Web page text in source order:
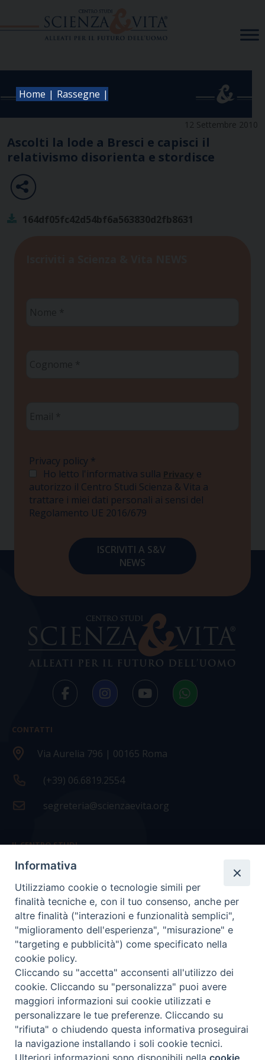
Home | Rassegne |
12 Settembre 2010
Ascolti la lode a Bresci e capisci il
relativismo disorienta e stordisce
164df05fc42d54bf6a563830d2fb8631
Privacy policy *
Ho letto l'informativa sulla Privacy e
autorizzo il Centro Studi Scienza & Vita a
trattare i miei dati personali ai sensi del
Regolamento UE 2016/679
CONTATTI
Via Aurelia 796 | 00165 Roma
(+39) 06.6819.2554
segreteria@scienzaevita.org
IL CENTRO STUDI
La nostra storia
Statuto
Presidenza e ufficio presidenza
Consiglio scientifico
Coordinamento nazionale
COPYRIGHT Scienza & Vita - C.F96600690588- Tutti i
diritti -Privacy- Credits
Informativa
Utilizziamo cookie o tecnologie simili per
finalità tecniche e, con il tuo consenso, anche per
altre finalità ("interazioni e funzionalità semplici",
"miglioramento dell'esperienza", "misurazione" e
"targeting e pubblicità") come specificato nella
cookie policy.
Cliccando su "accetta" acconsenti all'utilizzo dei
cookie. Cliccando su "personalizza" puoi avere
maggiori informazioni sui cookie utilizzati e
personalizzare le tue preferenze. Cliccando su
"rifiuta" o chiudendo questa informativa proseguirai
la navigazione installando i soli cookie tecnici.